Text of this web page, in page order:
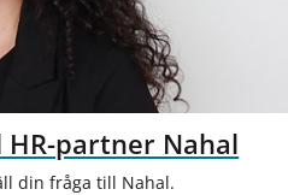
partner Nahal
din fråga till Nahal.